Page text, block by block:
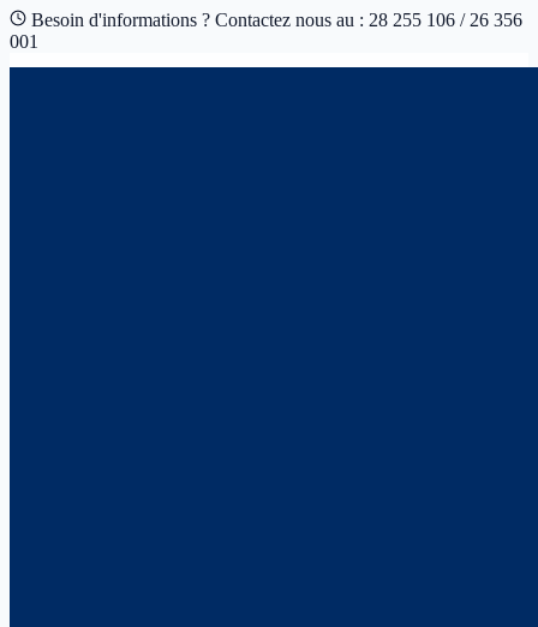
Besoin d'informations ? Contactez nous au : 28 255 106 / 26 356
001